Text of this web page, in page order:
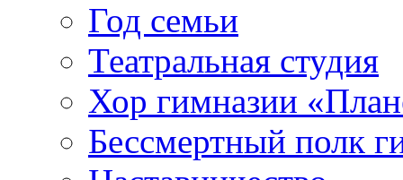
Год семьи
Театральная студия
Хор гимназии
Бессмертный полк